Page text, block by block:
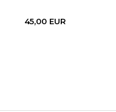
45,00 EUR